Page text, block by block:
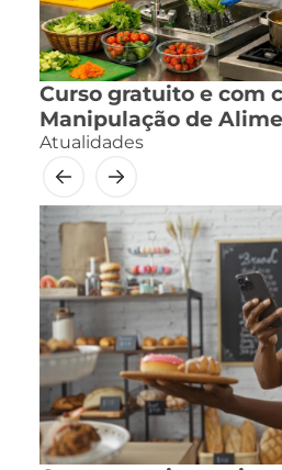
Curso gratuito e com
Manipulação de
Atualidades